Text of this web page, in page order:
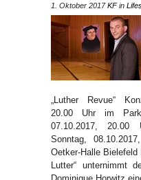
1. Oktober 2017 KFin
„Luther Revue“
20.00 Uhr im
07.10.2017,
Sonntag,
Oetker-Halle Bielefeld
Lutter“ unternimmt